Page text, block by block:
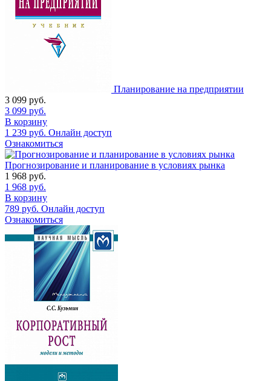
Планирование на предприятии
3 099 руб.
3 099 руб.
В корзину
1 239 руб. Онлайн доступ
Ознакомиться
Прогнозирование и планирование в условиях рынка
1 968 руб.
1 968 руб.
В корзину
789 руб. Онлайн доступ
Ознакомиться